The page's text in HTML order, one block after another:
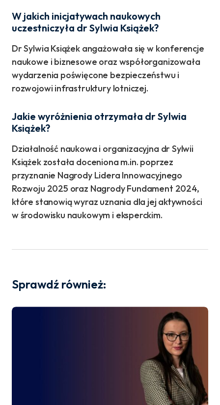
W jakich inicjatywach naukowych
uczestniczyła dr Sylwia Książek?
Dr Sylwia Książek angażowała się w konferencje
naukowe i biznesowe oraz współorganizowała
wydarzenia poświęcone bezpieczeństwu i
rozwojowi infrastruktury lotniczej.
Jakie wyróżnienia otrzymała dr Sylwia
Książek?
Działalność naukowa i organizacyjna dr Sylwii
Książek została doceniona m.in. poprzez
przyznanie Nagrody Lidera Innowacyjnego
Rozwoju 2025 oraz Nagrody Fundament 2024,
które stanowią wyraz uznania dla jej aktywności
w środowisku naukowym i eksperckim.
Sprawdź również: